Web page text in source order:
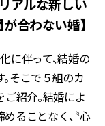
アルな新しい
合わない婚】
に伴って、結婚の
そこで５組のカ
ご紹介。結婚によ
ることなく、〝心